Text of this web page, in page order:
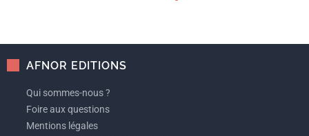
AFNOR EDITIONS
Qui sommes-nous ?
Foire aux questions
Mentions légales